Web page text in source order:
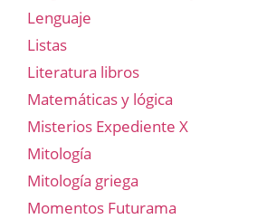
Lenguaje
Listas
Literatura libros
Matemáticas y lógica
Misterios Expediente X
Mitología
Mitología griega
Momentos Futurama